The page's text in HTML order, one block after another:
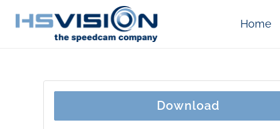
Home
Download